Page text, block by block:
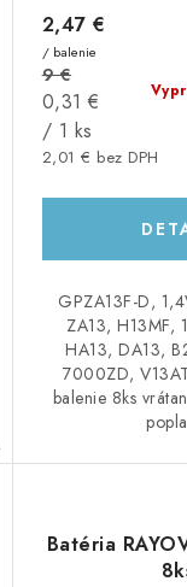
2,01 € bez DPH
2,47 €
/ balenie
9 €
Jednotková
cena:
0,31 €
/ 1 ks
GPZA13F-D,
ZA13, H13MF,
HA13, DA13,
7000ZD,
balenie 8ks
Batéria